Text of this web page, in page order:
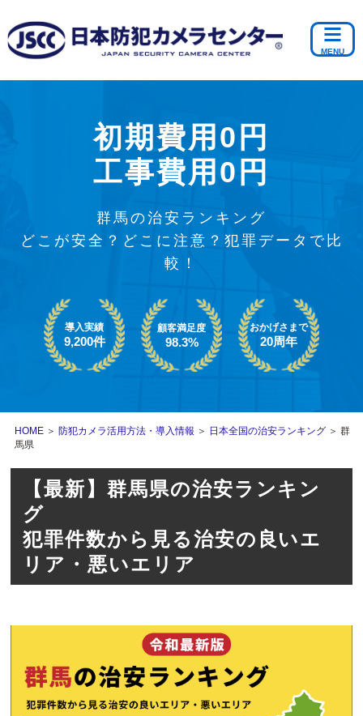
初期費用0円
工事費用0円
群馬の治安ランキング
どこが安全？どこに注意？犯罪データで比
較！
導入実績
9,200件
顧客満足度
98.3%
おかげさまで
20周年
HOME ＞ 防犯カメラ活用方法・導入情報 ＞ 日本全国の治安ランキング ＞ 群
馬県
【最新】群馬県の治安ランキン
グ
犯罪件数から見る治安の良いエ
リア・悪いエリア